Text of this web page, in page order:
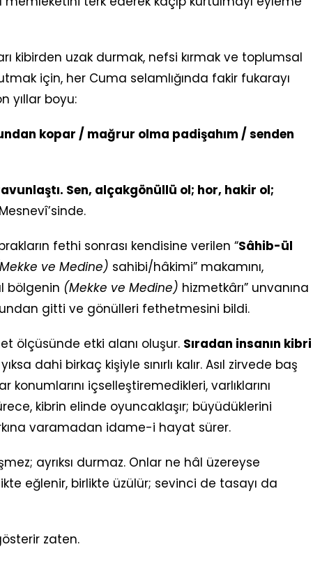
kibirden uzak durmak, nefsi kırmak ve toplumsal
için, her Cuma selamlığında fakir fukarayı
yıllar boyu:
kopar / mağrur olma padişahım / senden
Sen, alçakgönüllü ol; hor, hakir ol;
fethi sonrası kendisine verilen “Sâhib-ül
ve Medine) sahibi/hâkimi” makamını,
bölgenin (Mekke ve Medine) hizmetkârı” unvanına
gitti ve gönülleri fethetmesini bildi.
ölçüsünde etki alanı oluşur. Sıradan insanın kibri
dahi birkaç kişiyle sınırlı kalır. Asıl zirvede baş
içselleştiremedikleri, varlıklarını
kibrin elinde oyuncaklaşır; büyüdüklerini
varamadan idame-i hayat sürer.
ayrıksı durmaz. Onlar ne hâl üzereyse
eğlenir, birlikte üzülür; sevinci de tasayı da
zaten.